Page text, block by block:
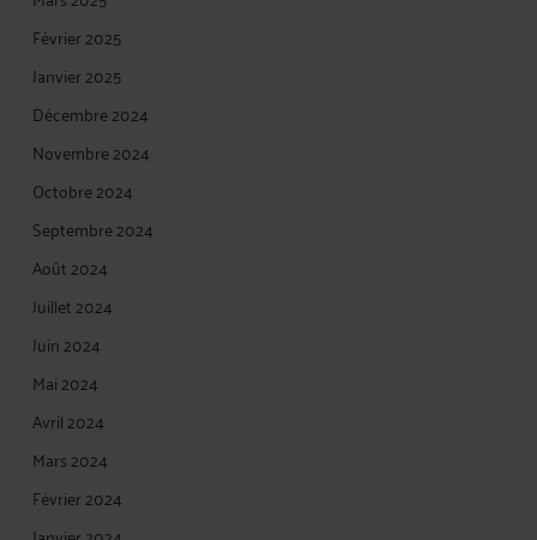
Février 2025
Janvier 2025
Décembre 2024
Novembre 2024
Octobre 2024
Septembre 2024
Août 2024
Juillet 2024
Juin 2024
Mai 2024
Avril 2024
Mars 2024
Février 2024